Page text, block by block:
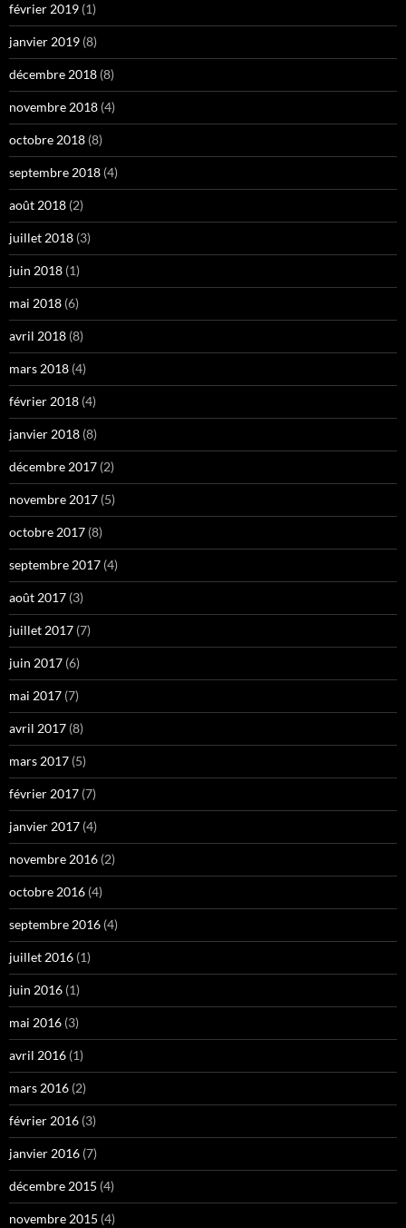
février 2019 (1)
janvier 2019 (8)
décembre 2018 (8)
novembre 2018 (4)
octobre 2018 (8)
septembre 2018 (4)
août 2018 (2)
juillet 2018 (3)
juin 2018 (1)
mai 2018 (6)
avril 2018 (8)
mars 2018 (4)
février 2018 (4)
janvier 2018 (8)
décembre 2017 (2)
novembre 2017 (5)
octobre 2017 (8)
septembre 2017 (4)
août 2017 (3)
juillet 2017 (7)
juin 2017 (6)
mai 2017 (7)
avril 2017 (8)
mars 2017 (5)
février 2017 (7)
janvier 2017 (4)
novembre 2016 (2)
octobre 2016 (4)
septembre 2016 (4)
juillet 2016 (1)
juin 2016 (1)
mai 2016 (3)
avril 2016 (1)
mars 2016 (2)
février 2016 (3)
janvier 2016 (7)
décembre 2015 (4)
novembre 2015 (4)